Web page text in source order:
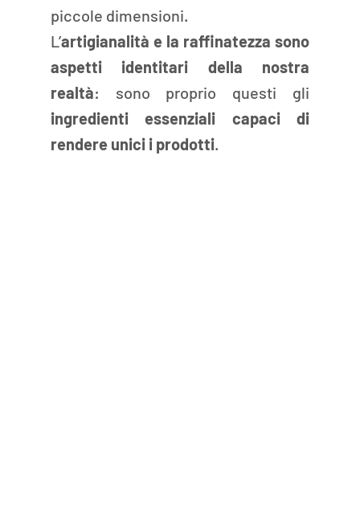
piccole dimensioni.
L’artigianalità e la raffinatezza sono
aspetti identitari della nostra
realtà
ingredienti essenziali capaci di
rendere unici i prodotti.